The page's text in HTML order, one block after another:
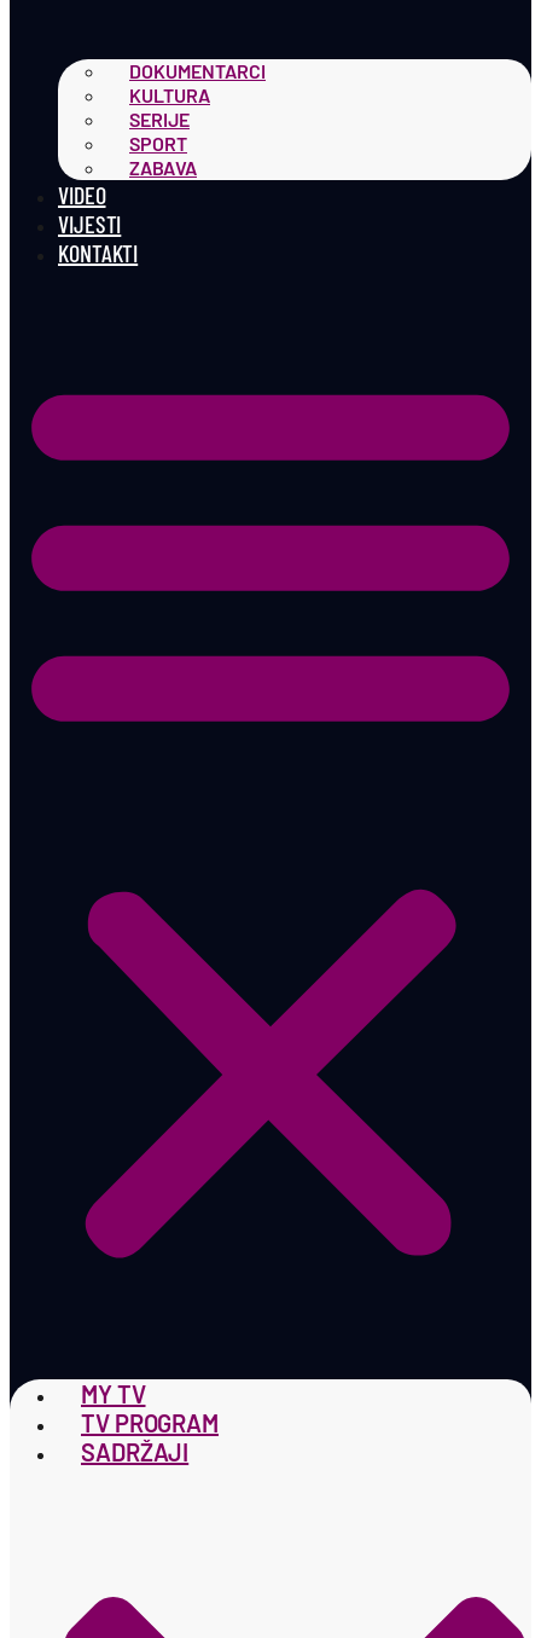
DOKUMENTARCI
KULTURA
SERIJE
SPORT
ZABAVA
VIDEO
VIJESTI
KONTAKTI
MY TV
TV PROGRAM
SADRŽAJI